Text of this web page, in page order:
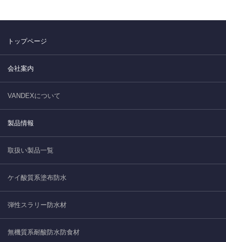
トップページ
会社案内
VANDEXについて
製品情報
取扱い製品一覧
ケイ酸質系塗布防水
弾性スラリー防水材
無機質系耐酸防水防食材